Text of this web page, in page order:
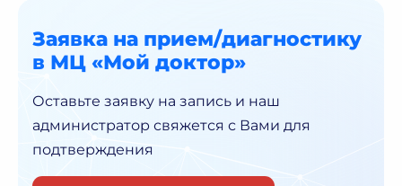
Заявка на прием/диагностику
в МЦ «Мой доктор»
Оставьте заявку на запись и наш
администратор свяжется с Вами для
подтверждения